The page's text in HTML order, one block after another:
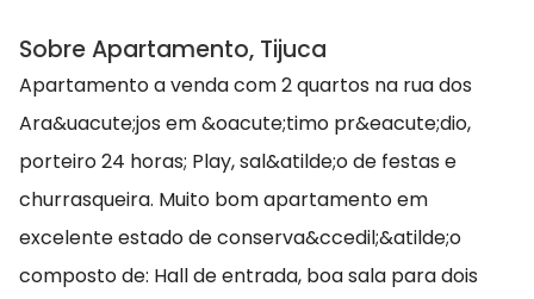
Sobre Apartamento, Tijuca
Apartamento a venda com 2 quartos na rua dos
Ara&uacute;jos em &oacute;timo pr&eacute;dio,
porteiro 24 horas; Play, sal&atilde;o de festas e
churrasqueira. Muito bom apartamento em
excelente estado de conserva&ccedil;&atilde;o
composto de: Hall de entrada, boa sala para dois